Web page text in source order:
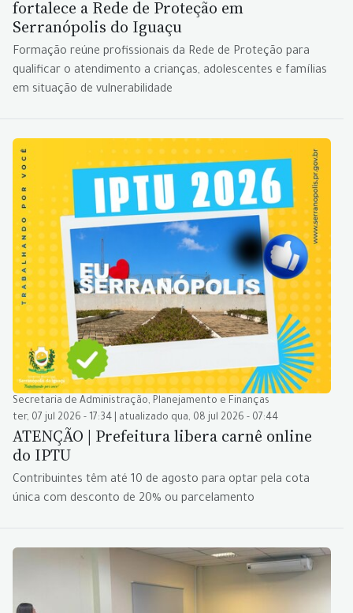
fortalece a Rede de Proteção em
Serranópolis do Iguaçu
Formação reúne profissionais da Rede de Proteção para
qualificar o atendimento a crianças, adolescentes e famílias
em situação de vulnerabilidade
Secretaria de Administração, Planejamento e Finanças
ter, 07 jul 2026 - 17:34 | atualizado qua, 08 jul 2026 - 07:44
ATENÇÃO | Prefeitura libera carnê online
do IPTU
Contribuintes têm até 10 de agosto para optar pela cota
única com desconto de 20% ou parcelamento